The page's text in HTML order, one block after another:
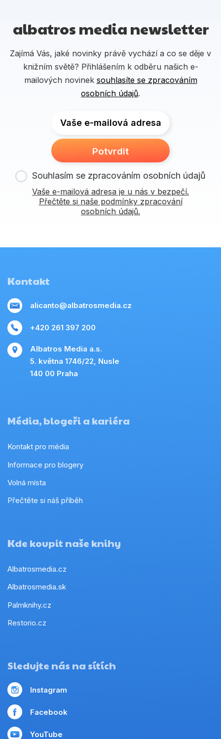
albatros media newsletter
Zajímá Vás, jaké novinky právě vychází a co se děje v
knižním světě? Přihlášením k odběru našich e-
mailových novinek souhlasíte se zpracováním
osobních údajů.
Vaše e-mailová adresa
Potvrdit
Souhlasím se zpracováním osobních údajů
Vaše e-mailová adresa je u nás v bezpečí.
Přečtěte si naše podmínky zpracování
osobních údajů.
Kontakt
alicanto@albatrosmedia.cz
+420 261 397 200
Albatros Media a.s.
5. května 1746/22, Nusle
140 00 Praha
Média, blogeři a kariéra
Kontakt pro média
Informace pro blogery
Volná místa
Přečtěte si náš příběh
Kde koupit naše knihy
Albatrosmedia.cz
Albatrosmedia.sk
Palmknihy.cz
Restorio.cz
Sledujte nás na sítích
Instagram
Facebook
YouTube